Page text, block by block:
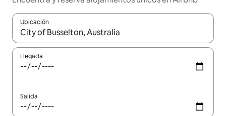
Ubicación
Cuando los resultados estén disponibles, navega con las
Llegada
Salida